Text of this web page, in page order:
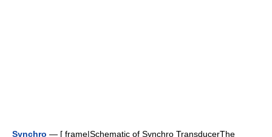
Synchro — [ frame|Schematic of Synchro TransducerThe